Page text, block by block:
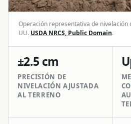
Operación representativa de nivelación
UU. USDA NRCS, Public Domain.
±2.5 cm
PRECISIÓN DE
NIVELACIÓN AJUSTADA
AL TERRENO